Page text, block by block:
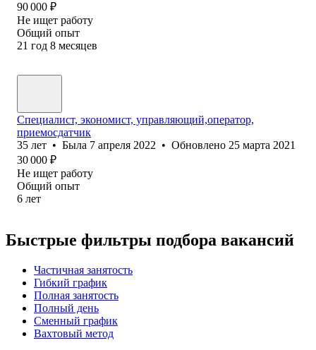
90 000 ₽
Не ищет работу
Общий опыт
21 год 8 месяцев
Специалист, экономист, управляющий,оператор,
приемосдатчик
35 лет • Была 7 апреля 2022 • Обновлено 25 марта 2021
30 000 ₽
Не ищет работу
Общий опыт
6 лет
Быстрые фильтры подбора вакансий
Частичная занятость
Гибкий график
Полная занятость
Полный день
Сменный график
Вахтовый метод